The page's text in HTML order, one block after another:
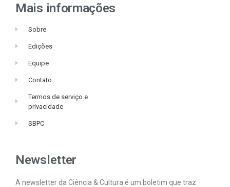
Mais informações
Sobre
Edições
Equipe
Contato
Termos de serviço e
privacidade
SBPC
Newsletter
A newsletter da Ciência & Cultura é um boletim que traz